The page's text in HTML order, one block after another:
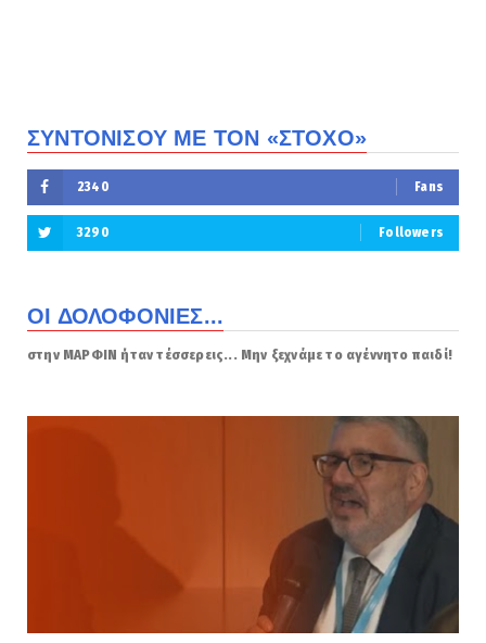
ΣΥΝΤΟΝΙΣΟΥ ΜΕ ΤΟΝ «ΣΤΟΧΟ»
2340 Fans
3290 Followers
ΟΙ ΔΟΛΟΦΟΝΙΕΣ...
στην ΜΑΡΦΙΝ ήταν τέσσερεις... Μην ξεχνάμε το αγέννητο παιδί!